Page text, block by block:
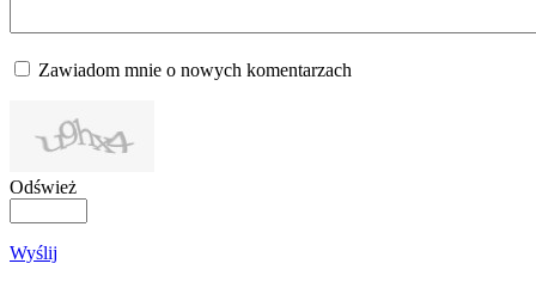
Zawiadom mnie o nowych komentarzach
Odśwież
Wyślij